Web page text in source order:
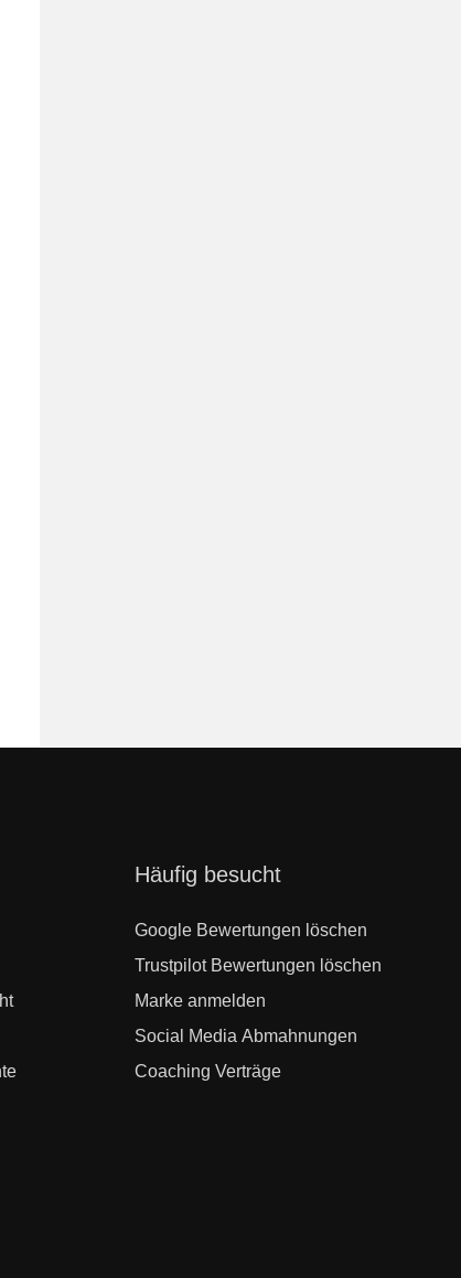
Navigation
Häufig besucht
Google Bewertungen löschen
Trustpilot Bewertungen löschen
Marke anmelden
Social Media Abmahnungen
Coaching Verträge